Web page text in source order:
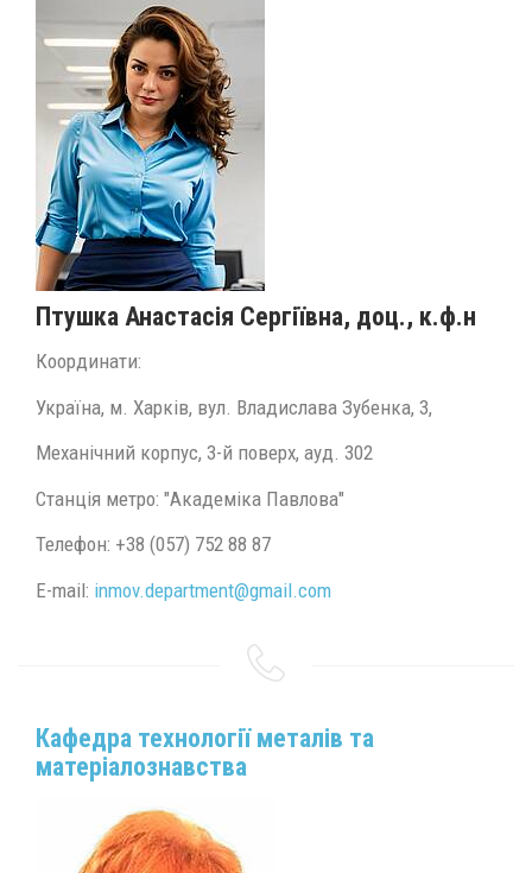
Птушка Анастасія Сергіївна, доц., к.ф.н
Координати:
Україна, м. Харків, вул. Владислава Зубенка, 3,
Механічний корпус, 3-й поверх, ауд. 302
Станція метро: "Академіка Павлова"
Телефон: +38 (057) 752 88 87
E-mail: inmov.department@gmail.com
Кафедра технології металів та
матеріалознавства